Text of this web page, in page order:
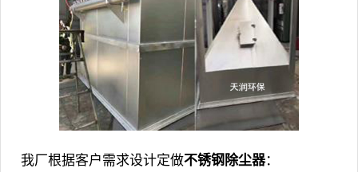
我厂根据客户需求设计定做不锈钢除尘器：